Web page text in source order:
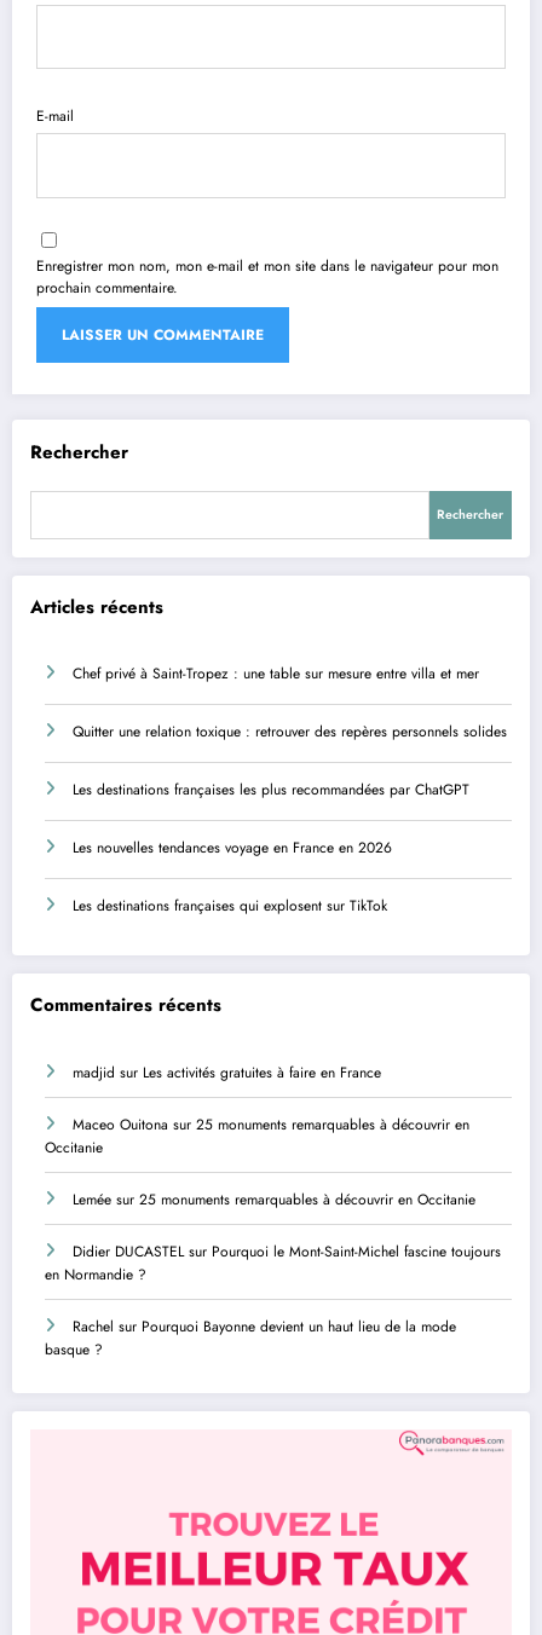
E-mail
Enregistrer mon nom, mon e-mail et mon site dans le navigateur pour mon
prochain commentaire.
Rechercher
Rechercher
Articles récents
Chef privé à Saint-Tropez : une table sur mesure entre villa et mer
Quitter une relation toxique : retrouver des repères personnels solides
Les destinations françaises les plus recommandées par ChatGPT
Les nouvelles tendances voyage en France en 2026
Les destinations françaises qui explosent sur TikTok
Commentaires récents
madjid sur Les activités gratuites à faire en France
Maceo Ouitona sur 25 monuments remarquables à découvrir en
Occitanie
Lemée sur 25 monuments remarquables à découvrir en Occitanie
Didier DUCASTELsur Pourquoi le Mont-Saint-Michel fascine toujours
en Normandie ?
Rachel sur Pourquoi Bayonne devient un haut lieu de la mode
basque ?